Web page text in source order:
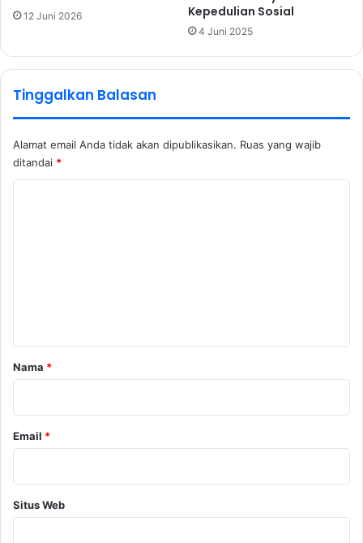
12 Juni 2026
Kepedulian Sosial
4 Juni 2025
Tinggalkan Balasan
Alamat email Anda tidak akan dipublikasikan. Ruas yang wajib
ditandai *
rNama *
Email *
Situs Web